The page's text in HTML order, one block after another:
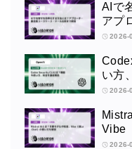
AIで
アプ
ツー
2026-
い方
2026-
Vibe
2026-